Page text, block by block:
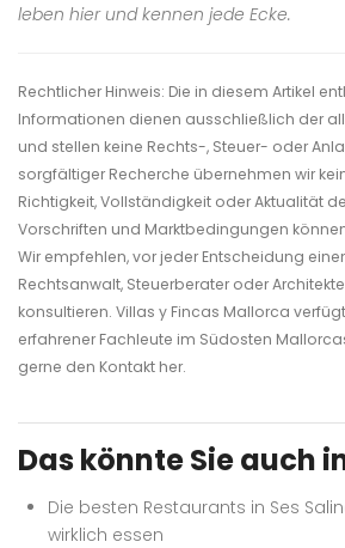
leben hier und kennen jede Ecke.
Rechtlicher Hinweis: Die in diesem Artikel
Informationen dienen ausschließlich der
und stellen keine Rechts-, Steuer- oder
sorgfältiger Recherche übernehmen wir
Richtigkeit, Vollständigkeit oder Aktualität
Vorschriften und Marktbedingungen
Wir empfehlen, vor jeder Entscheidung
Rechtsanwalt, Steuerberater oder
konsultieren. Villas y Fincas Mallorca
erfahrener Fachleute im Südosten
gerne den Kontakt her.
Das könnte Sie auch
Die besten Restaurants in Ses
wirklich essen